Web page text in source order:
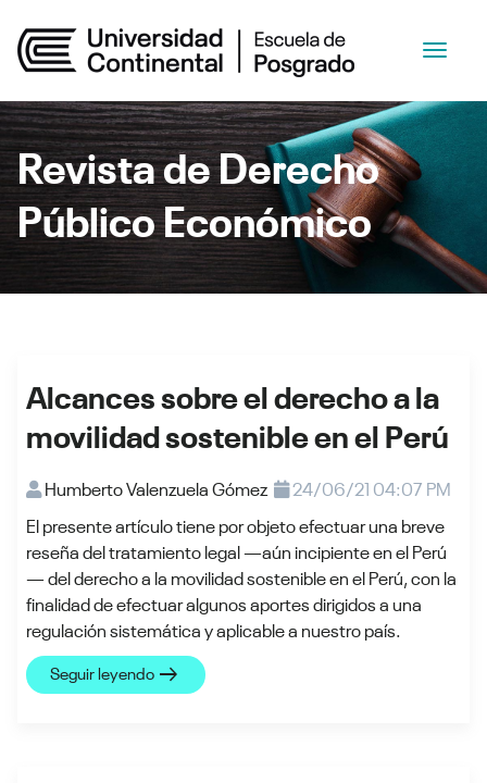
Revista de Derecho
Público Económico
Alcances sobre el derecho a la
movilidad sostenible en el Perú
Humberto Valenzuela Gómez
24/06/21 04:07 PM
El presente artículo tiene por objeto efectuar una breve
reseña del tratamiento legal —aún incipiente en el Perú
— del derecho a la movilidad sostenible en el Perú, con la
finalidad de efectuar algunos aportes dirigidos a una
regulación sistemática y aplicable a nuestro país.
Seguir leyendo arrow_right_alt